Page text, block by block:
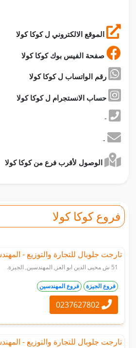
-
-
فروع كوكا كولا
تارجت جلوبال للتجارة والتوزيع -
51 ش محيى الدين ابو العز, المهندسين, الجيزة.
فروع الجيزة فروع المهندسين
تارجت جلوبال للتجارة والتوزيع -